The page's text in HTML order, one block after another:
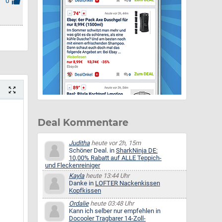
Deal Kommentare
Judithaheute vor 2h, 15m
Schöner Deal. in SharkNinja DE:
10,00% Rabatt auf ALLE Teppich-
und Fleckenreiniger
Kaylaheute 13:44 Uhr
Danke in LOFTER Nackenkissen
Kopfkissen
Ordalieheute 03:48 Uhr
Kann ich selber nur empfehlen in
Docooler Tragbarer 14-Zoll-